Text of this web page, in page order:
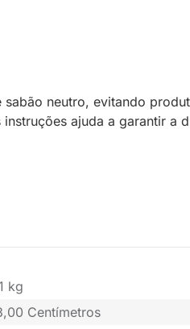
neutro, evitando
ajuda a garantir a
kg
Centímetros